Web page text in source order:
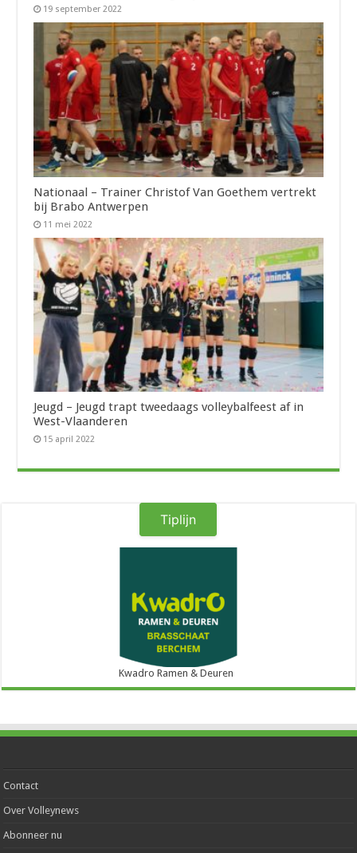
19 september 2022
Nationaal – Trainer Christof Van Goethem vertrekt
bij Brabo Antwerpen
11 mei 2022
Jeugd – Jeugd trapt tweedaags volleybalfeest af in
West-Vlaanderen
15 april 2022
Tiplijn
Kwadro Ramen & Deuren
Contact
Over Volleynews
Abonneer nu